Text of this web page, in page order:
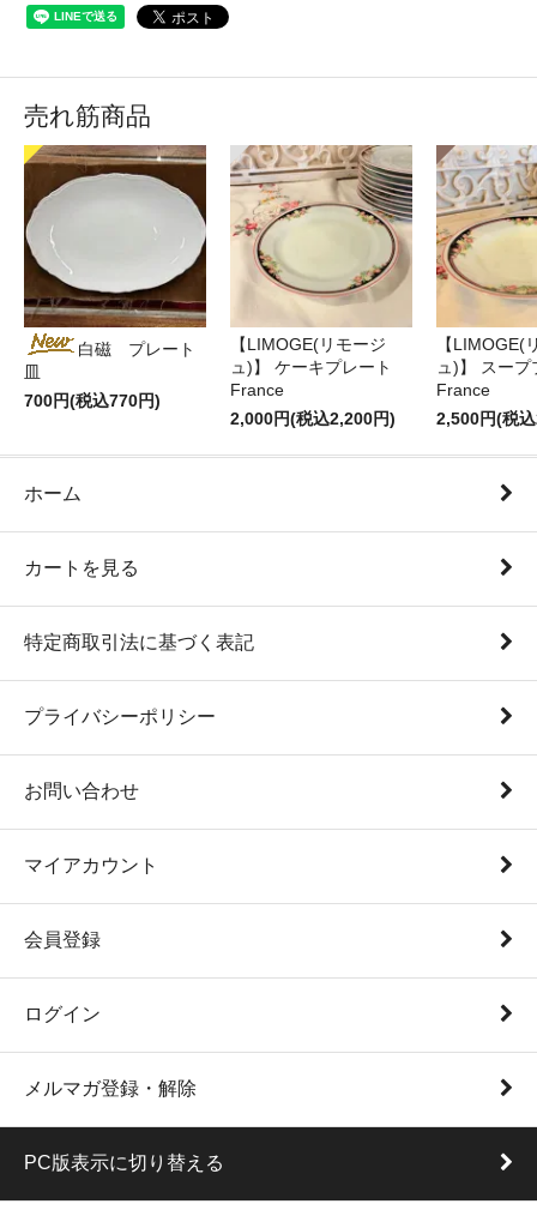
売れ筋商品
白磁 プレート
700円(税込770円)
【LIMOGE(リモージ
ュ)】 ケーキプレート
France
2,000円(税込2,200円)
【LIMOGE(
ュ)】 スー
France
2,500円(税
ホーム
カートを見る
特定商取引法に基づく表記
プライバシーポリシー
お問い合わせ
マイアカウント
会員登録
ログイン
メルマガ登録・解除
PC版表示に切り替える